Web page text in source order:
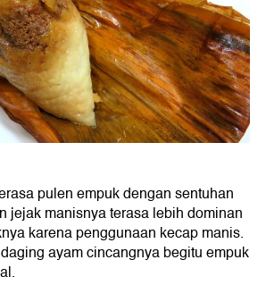
pulen empuk dengan sentuhan
jejak manisnya terasa lebih dominan
karena penggunaan kecap manis.
ayam cincangnya begitu empuk